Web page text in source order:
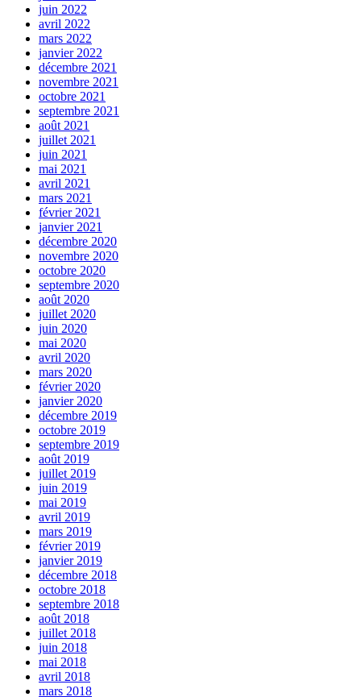
juin 2022
avril 2022
mars 2022
janvier 2022
décembre 2021
novembre 2021
octobre 2021
septembre 2021
août 2021
juillet 2021
juin 2021
mai 2021
avril 2021
mars 2021
février 2021
janvier 2021
décembre 2020
novembre 2020
octobre 2020
septembre 2020
août 2020
juillet 2020
juin 2020
mai 2020
avril 2020
mars 2020
février 2020
janvier 2020
décembre 2019
octobre 2019
septembre 2019
août 2019
juillet 2019
juin 2019
mai 2019
avril 2019
mars 2019
février 2019
janvier 2019
décembre 2018
octobre 2018
septembre 2018
août 2018
juillet 2018
juin 2018
mai 2018
avril 2018
mars 2018